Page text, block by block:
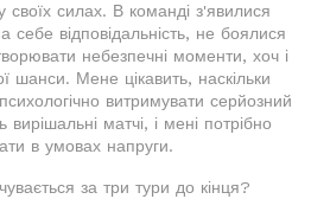
своїх силах. В команді з'явилися
себе відповідальність, не боялися
небезпечні моменти, хоч і
шанси. Мене цікавить, наскільки
витримувати серйозний
матчі, і мені потрібно
в умовах напруги.
за три тури до кінця?